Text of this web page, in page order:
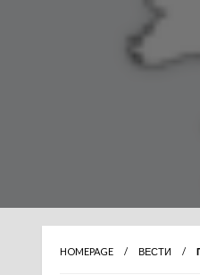
HOMEPAGE ВЕСТИ